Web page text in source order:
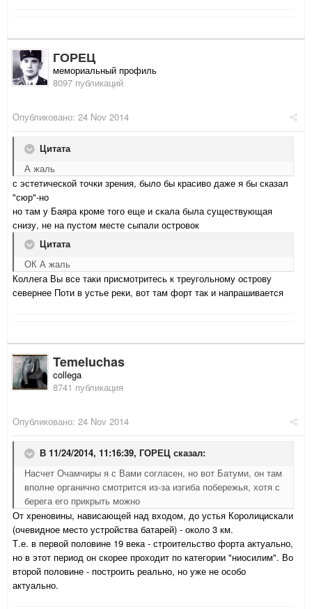
ГОРЕЦ
мемориальный профиль
8097 публикаций
Опубликовано: 24 Nov 2014
Цитата
А жаль
с эстетической точки зрения, было бы красиво даже я бы сказал
"сюр"-но
но там у Баяра кроме того еще и скала была существующая
снизу, не на пустом месте сыпали островок
Цитата
ОК А жаль
Коллега Вы все таки присмотритесь к треугольному острову
севернее Поти в устье реки, вот там форт так и напрашивается
Temeluchas
collega
8741 публикация
Опубликовано: 24 Nov 2014
В 11/24/2014, 11:16:39, ГОРЕЦ сказал:
Насчет Очамчиры я с Вами согласен, но вот Батуми, он там
вполне органично смотрится из-за изгиба побережья, хотя с
берега его прикрыть можно
От хреновины, нависающей над входом, до устья Королицискали
(очевидное место устройства батарей) - около 3 км.
Т.е. в первой половине 19 века - строительство форта актуально,
но в этот период он скорее проходит по категории "ниосилим". Во
второй половине - построить реально, но уже не особо
актуально.